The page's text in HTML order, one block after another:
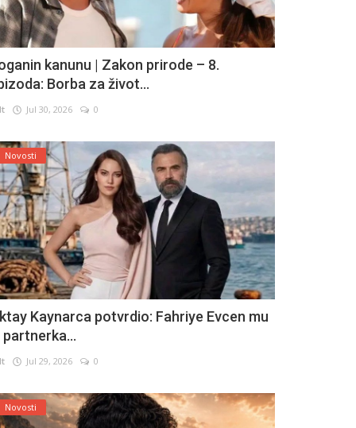
kanunu | Zakon prirode – 8.
Borba za život...
Jul 30, 2026 0
Novosti
Kaynarca potvrdio: Fahriye Evcen mu
partnerka...
Jul 29, 2026 0
Novosti